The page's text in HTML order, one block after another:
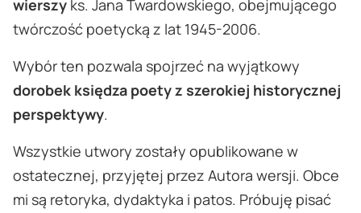
wierszy ks. Jana Twardowskiego, obejmującego
twórczość poetycką z lat 1945-2006.
Wybór ten pozwala spojrzeć na wyjątkowy
dorobek księdza poety z szerokiej historycznej
perspektywy.
Wszystkie utwory zostały opublikowane w
ostatecznej, przyjętej przez Autora wersji. Obce
mi są retoryka, dydaktyka i patos. Próbuję pisać